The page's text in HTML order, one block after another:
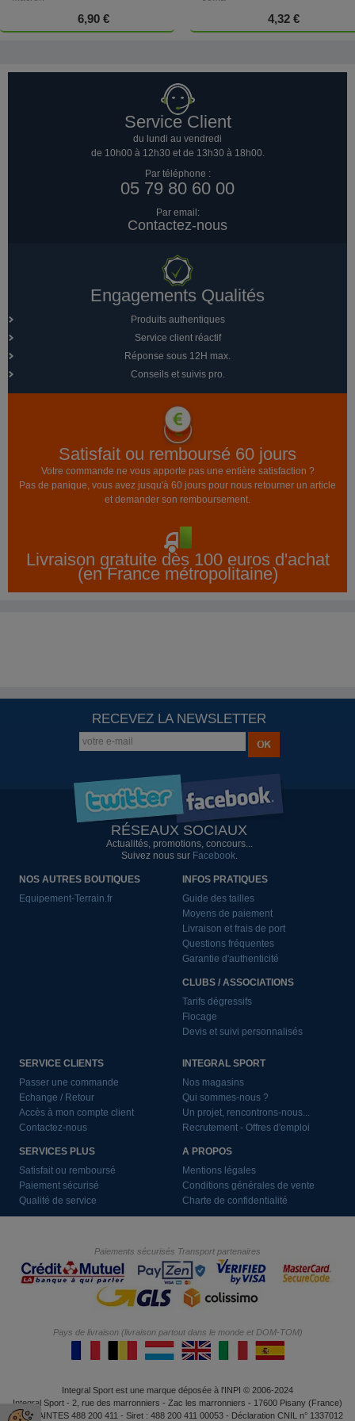
6,90 € 4,32 €
Service Client
du lundi au vendredi
de 10h00 à 12h30 et de 13h30 à 18h00.
Par téléphone :
05 79 80 60 00
Par email:
Contactez-nous
Engagements Qualités
Produits authentiques
Service client réactif
Réponse sous 12H max.
Conseils et suivis pro.
Satisfait ou remboursé 60 jours
Votre commande ne vous apporte pas une entière satisfaction ?
Pas de panique, vous avez jusqu'à 60 jours pour nous retourner un article
et demander son remboursement.
Livraison gratuite dès 100 euros d'achat
(en France métropolitaine)
RECEVEZ LA NEWSLETTER
RÉSEAUX SOCIAUX
Actualités, promotions, concours...
Suivez nous sur Facebook.
NOS AUTRES BOUTIQUES
Equipement-Terrain.fr
INFOS PRATIQUES
Guide des tailles
Moyens de paiement
Livraison et frais de port
Questions fréquentes
Garantie d'authenticité
CLUBS / ASSOCIATIONS
Tarifs dégressifs
Flocage
Devis et suivi personnalisés
SERVICE CLIENTS
Passer une commande
Echange / Retour
Accès à mon compte client
Contactez-nous
SERVICES PLUS
Satisfait ou remboursé
Paiement sécurisé
Qualité de service
INTEGRAL SPORT
Nos magasins
Qui sommes-nous ?
Un projet, rencontrons-nous...
Recrutement - Offres d'emploi
A PROPOS
Mentions légales
Conditions générales de vente
Charte de confidentialité
Paiements sécurisés Transport partenaires
Pays de livraison (livraison partout dans le monde et DOM-TOM)
Integral Sport est une marque déposée à l'INPI © 2006-2024
Integral Sport - 2, rue des marronniers - Zac les marronniers - 17600 Pisany (France)
RCS SAINTES 488 200 411 - Siret : 488 200 411 00053 - Déclaration CNIL n° 1337012